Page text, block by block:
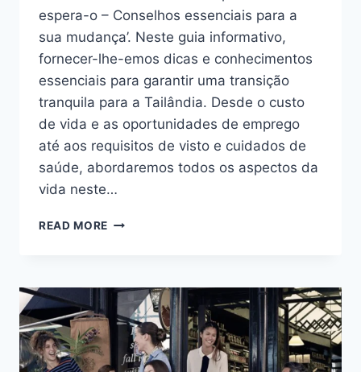
espera-o – Conselhos essenciais para a
sua mudança’. Neste guia informativo,
fornecer-lhe-emos dicas e conhecimentos
essenciais para garantir uma transição
tranquila para a Tailândia. Desde o custo
de vida e as oportunidades de emprego
até aos requisitos de visto e cuidados de
saúde, abordaremos todos os aspectos da
vida neste…
READ MORE TAILÂNDIA:
SUA
ESPERA
–
CONSELHOS
ESSENCIAIS